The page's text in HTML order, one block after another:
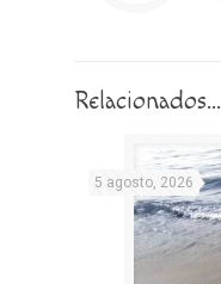
Relacionados...
5 agosto, 2026